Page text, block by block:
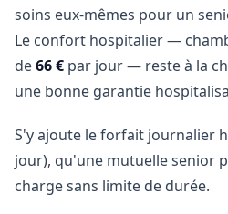
soins eux-mêmes pour un
Le confort hospitalier —
de66 € par jour — reste à la
une bonne garantie
S'y ajoute le forfait journalier
jour), qu'une mutuelle senior
charge sans limite de durée.